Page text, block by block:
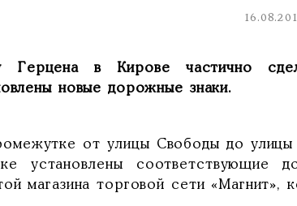
Герцена в Кирове частично
новые дорожные знаки.
от улицы Свободы до улицы
установлены
магазина торговой сети «Магнит»,